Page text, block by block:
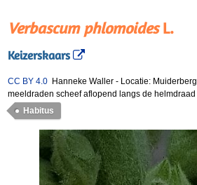
Verbascum phlomoidesL.
Keizerskaars
CC BY 4.0 Hanneke Waller - Locatie: Muiderberg
meeldraden scheef aflopend langs de helmdraad
Habitus